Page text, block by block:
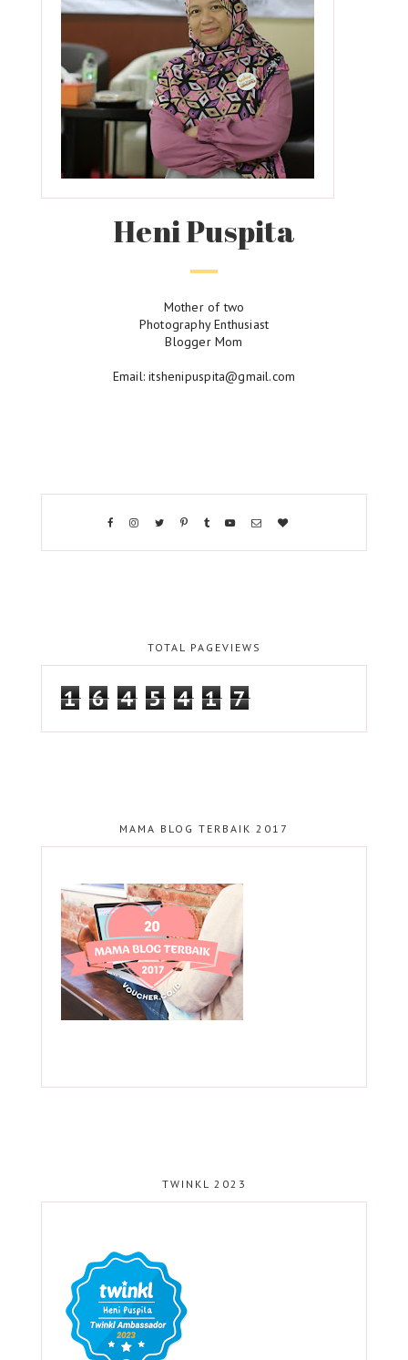
Heni Puspita
Mother of two
Photography Enthusiast
Blogger Mom
Email: itshenipuspita@gmail.com
TOTAL PAGEVIEWS
1 6 4 5 4 1 7
MAMA BLOG TERBAIK 2017
TWINKL 2023